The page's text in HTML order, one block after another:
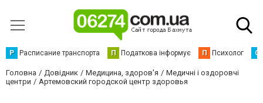
Р Расписание транспорта П Податкова інформує П Психолог С
Головна Довідник Медицина, здоров'я
Медичні і оздоровчі
центри
Артемовский городской центр здоровья